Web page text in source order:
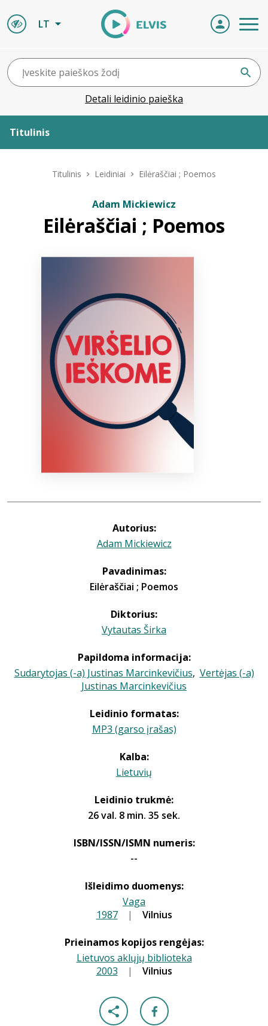
LT
Detali leidinio paieška
Titulinis
ELVIS atvyksta
Titulinis Leidiniai Eilėraščiai ; Poemos
Adam Mickiewicz
Eilėraščiai ; Poemos
Autorius:
Adam Mickiewicz
Pavadinimas:
Eilėraščiai ; Poemos
Diktorius:
Vytautas Širka
Papildoma informacija:
Sudarytojas (-a) Justinas Marcinkevičius, Vertėjas (-a)
Justinas Marcinkevičius
Leidinio formatas:
MP3 (garso įrašas)
Kalba:
Lietuvių
Leidinio trukmė:
26 val. 8 min. 35 sek.
ISBN/ISSN/ISMN numeris:
--
Išleidimo duomenys:
Vaga
1987 | Vilnius
Prieinamos kopijos rengėjas:
Lietuvos aklųjų biblioteka
2003 | Vilnius